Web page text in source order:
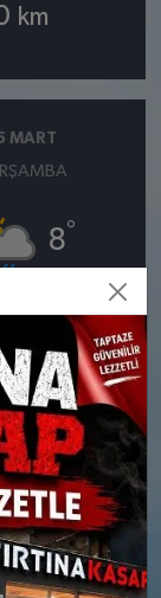
km
MART
8°
yağmur
%96
8 km/h
%89
MART